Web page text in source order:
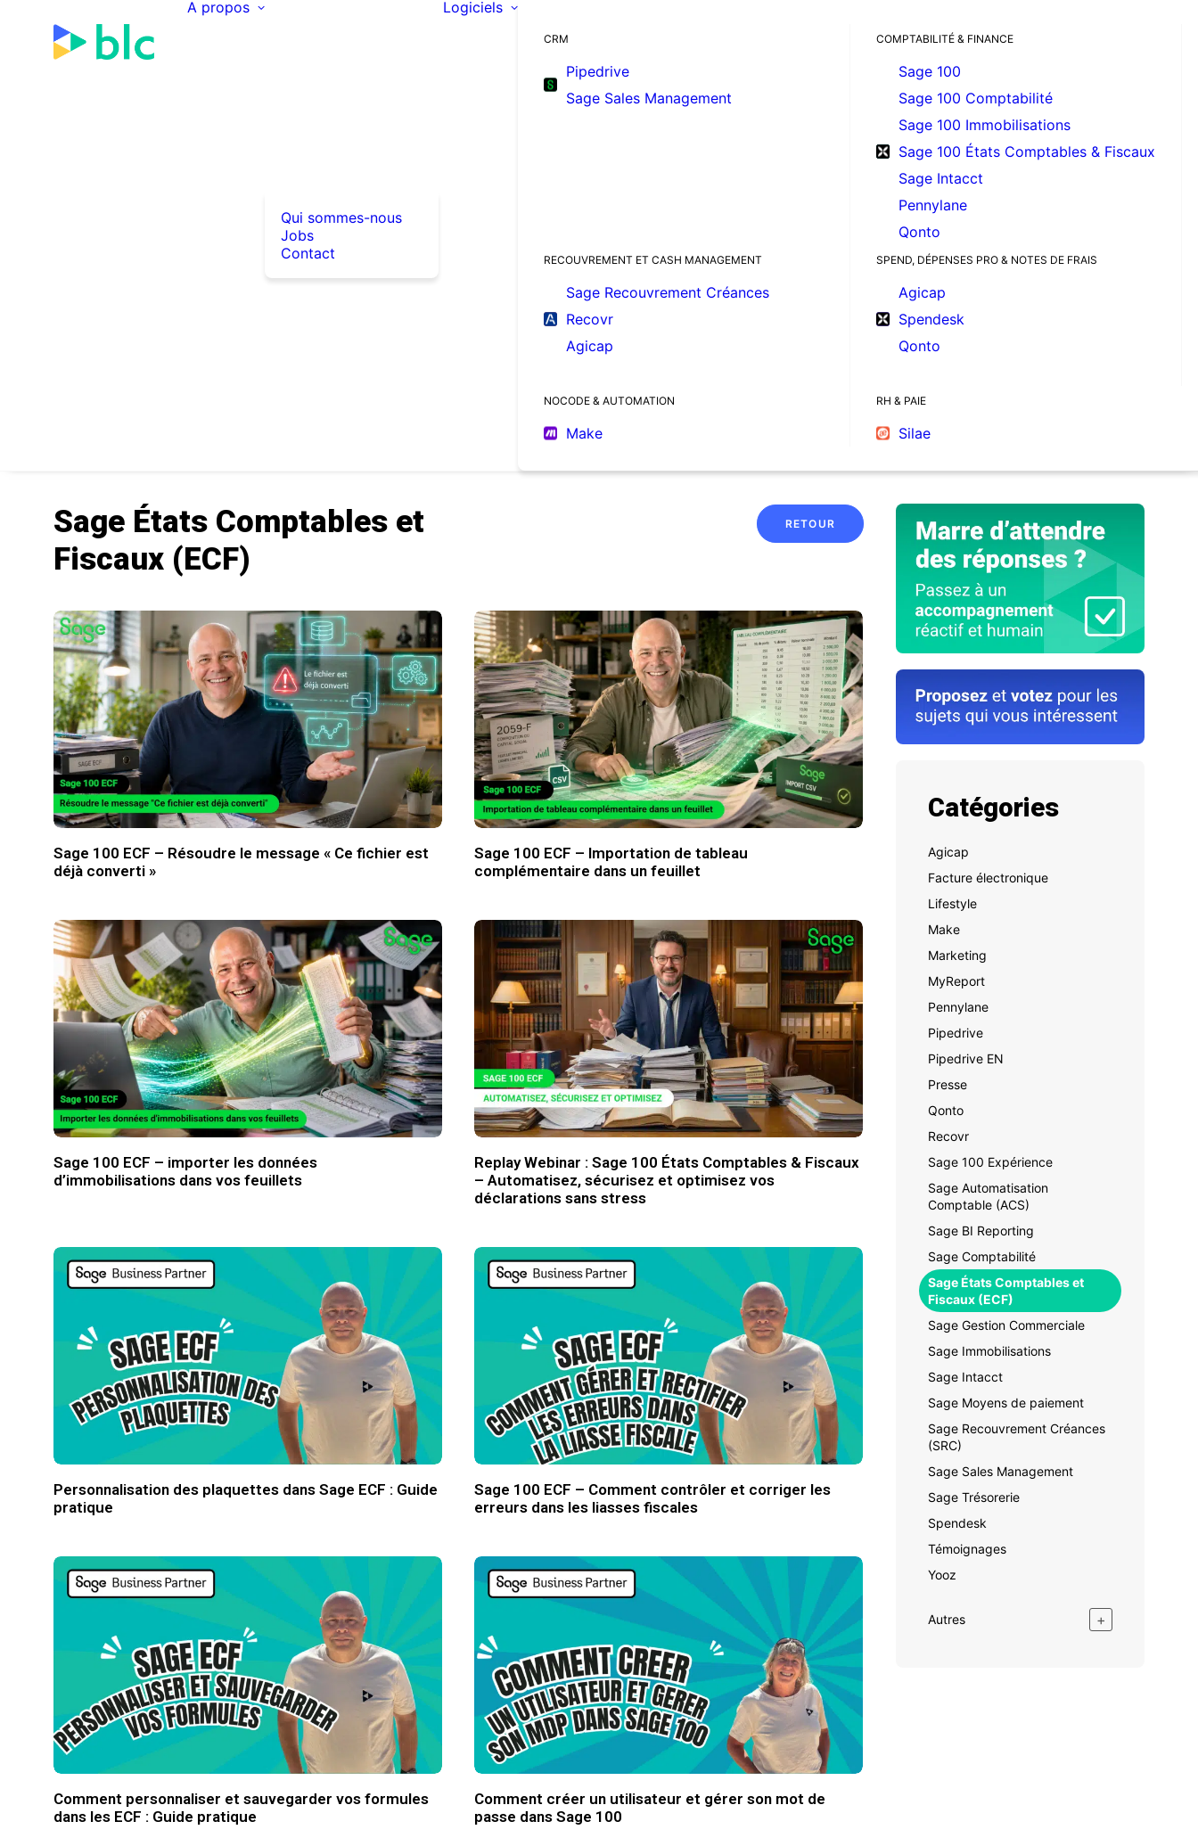
A propos
Qui sommes-nous
Jobs
Contact
Logiciels
CRM
Pipedrive
Sage Sales Management
COMPTABILITÉ & FINANCE
Sage 100
Sage 100 Comptabilité
Sage 100 Immobilisations
Sage 100 États Comptables & Fiscaux
Sage Intacct
Pennylane
Qonto
RECOUVREMENT ET CASH MANAGEMENT
Sage Recouvrement Créances
Recovr
Agicap
SPEND, DÉPENSES PRO & NOTES DE FRAIS
Agicap
Spendesk
Qonto
NOCODE & AUTOMATION
Make
RH & PAIE
Silae
Sage États Comptables et
Fiscaux (ECF)
RETOUR
Sage 100 ECF – Résoudre le message « Ce fichier est
déjà converti »
Sage 100 ECF – Importation de tableau
complémentaire dans un feuillet
Sage 100 ECF – importer les données
d’immobilisations dans vos feuillets
Replay Webinar : Sage 100 États Comptables & Fiscaux
– Automatisez, sécurisez et optimisez vos
déclarations sans stress
Personnalisation des plaquettes dans Sage ECF : Guide
pratique
Sage 100 ECF – Comment contrôler et corriger les
erreurs dans les liasses fiscales
Comment personnaliser et sauvegarder vos formules
dans les ECF : Guide pratique
Comment créer un utilisateur et gérer son mot de
passe dans Sage 100
Catégories
Agicap
Facture électronique
Lifestyle
Make
Marketing
MyReport
Pennylane
Pipedrive
Pipedrive EN
Presse
Qonto
Recovr
Sage 100 Expérience
Sage Automatisation
Comptable (ACS)
Sage BI Reporting
Sage Comptabilité
Sage États Comptables et
Fiscaux (ECF)
Sage Gestion Commerciale
Sage Immobilisations
Sage Intacct
Sage Moyens de paiement
Sage Recouvrement Créances
(SRC)
Sage Sales Management
Sage Trésorerie
Spendesk
Témoignages
Yooz
Autres +